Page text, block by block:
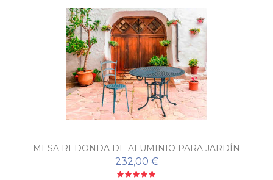
MESA REDONDA DE ALUMINIO PARA JARDÍN
232,00 €